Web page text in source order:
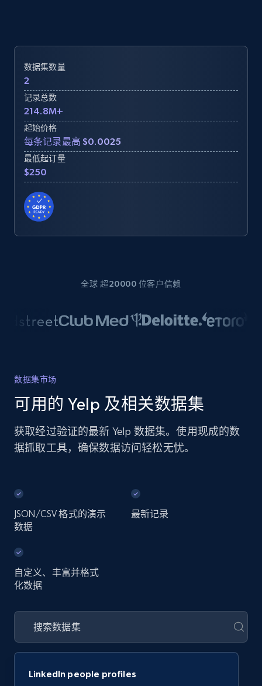
数据集数量
2
记录总数
214.8M+
起始价格
每条记录最高 $0.0025
最低起订量
$250
全球 超20000 位客户信赖
数据集市场
可用的 Yelp 及相关数据集
获取经过验证的最新 Yelp 数据集。使用现成的数
据抓取工具，确保数据访问轻松无忧。
JSON/CSV 格式的演示
数据
最新记录
自定义、丰富并格式
化数据
LinkedIn people profiles